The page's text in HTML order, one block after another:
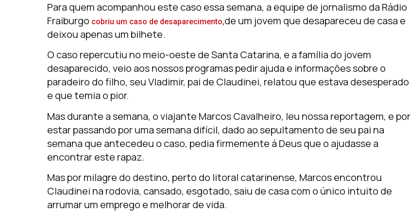
Para quem acompanhou este caso essa semana, a equipe de jornalismo da Rádio
Fraiburgo cobriu um caso de desaparecimento,de um jovem que desapareceu de casa e
deixou apenas um bilhete.
O caso repercutiu no meio-oeste de Santa Catarina, e a família do jovem
desaparecido, veio aos nossos programas pedir ajuda e informações sobre o
paradeiro do filho, seu Vladimir, pai de Claudinei, relatou que estava desesperado
e que temia o pior.
Mas durante a semana, o viajante Marcos Cavalheiro, leu nossa reportagem, e por
estar passando por uma semana difícil, dado ao sepultamento de seu pai na
semana que antecedeu o caso, pedia firmemente á Deus que o ajudasse a
encontrar este rapaz.
Mas por milagre do destino, perto do litoral catarinense, Marcos encontrou
Claudinei na rodovia, cansado, esgotado, saiu de casa com o único intuito de
arrumar um emprego e melhorar de vida.